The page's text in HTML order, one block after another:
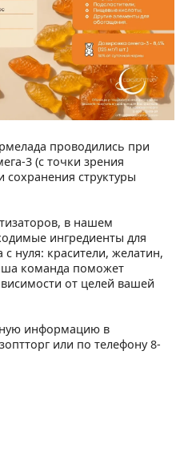
проводились при
3 (с точки зрения
сохранения структуры
в нашем
ингредиенты для
нуля: красители, желатин,
команда поможет
от целей вашей
информацию в
или по телефону 8-